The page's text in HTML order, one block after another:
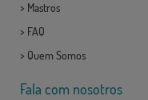
> Mastros
> FAQ
> Quem Somos
Fala com nosotros